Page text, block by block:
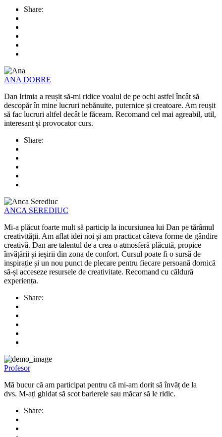
Share:
ANA DOBRE
Dan Irimia a reușit să-mi ridice voalul de pe ochi astfel încât să
descopăr în mine lucruri nebănuite, puternice și creatoare. Am reușit
să fac lucruri altfel decât le făceam. Recomand cel mai agreabil, util,
interesant și provocator curs.
Share:
ANCA SEREDIUC
Mi-a plăcut foarte mult să particip la incursiunea lui Dan pe tărâmul
creativității. Am aflat idei noi și am practicat câteva forme de gândire
creativă. Dan are talentul de a crea o atmosferă plăcută, propice
învățării și ieșirii din zona de confort. Cursul poate fi o sursă de
inspirație și un nou punct de plecare pentru fiecare persoană dornică
să-și acceseze resursele de creativitate. Recomand cu căldură
experiența.
Share:
Profesor
Mă bucur că am participat pentru că mi-am dorit să învăț de la
dvs. M-ați ghidat să scot barierele sau măcar să le ridic.
Share: